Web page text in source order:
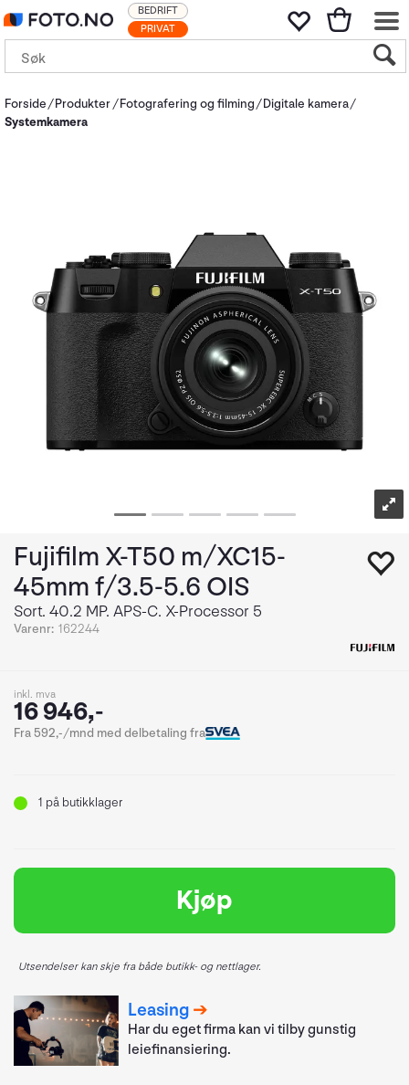
PRIVAT
BEDRIFT
Forside Produkter Fotografering og filming
Digitale kamera
Systemkamera
Fujifilm X-T50 m/XC15-
45mm f/3.5-5.6 OIS
Sort. 40.2 MP. APS-C. X-Processor 5
Varenr: 162244
inkl. mva
16 946,-
Fra 592,-/mnd med delbetaling fra
1 på butikklager
Kjøp
Utsendelser kan skje fra både butikk- og nettlager.
Leasing
Har du eget firma kan vi tilby gunstig
leiefinansiering.